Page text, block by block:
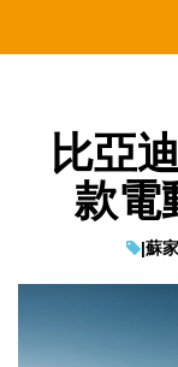
比亞
款電
|蘇